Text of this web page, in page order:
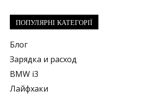
ПОПУЛЯРНІ КАТЕГОРІЇ
Блог
Зарядка и расход
BMW i3
Лайфхаки